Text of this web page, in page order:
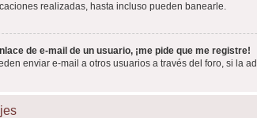
realizadas, hasta incluso pueden banearle.
de e-mail de un usuario, ¡me pide que me registre!
enviar e-mail a otros usuarios a través del foro, si la